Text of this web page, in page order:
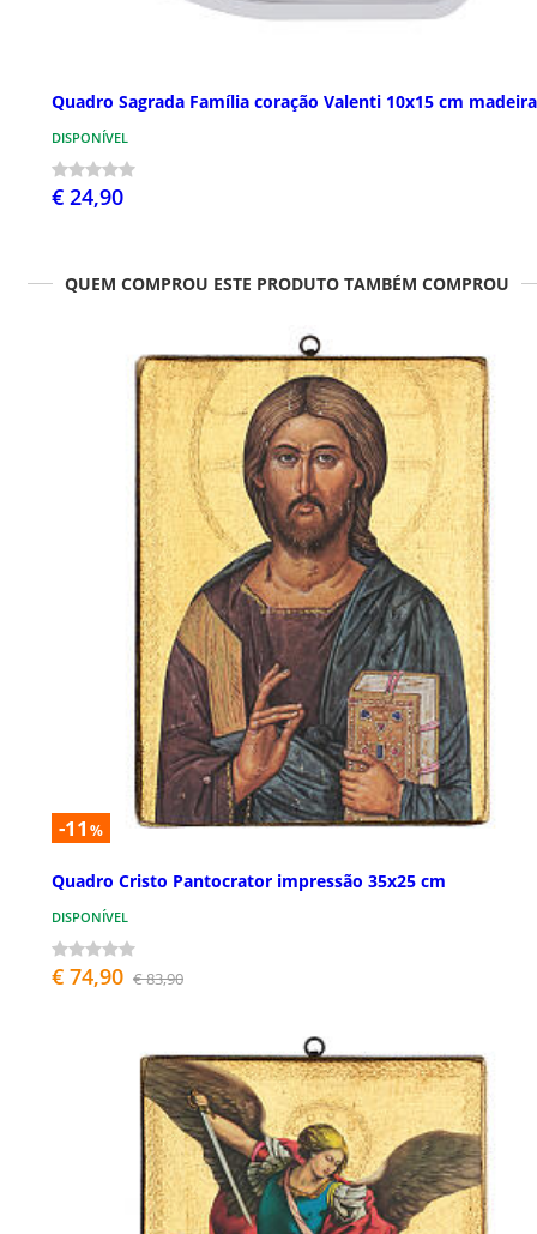
Quadro Sagrada Família coração Valenti 10x15 cm madeira
DISPONÍVEL
€ 24,90
QUEM COMPROU ESTE PRODUTO TAMBÉM COMPROU
-11 %
Quadro Cristo Pantocrator impressão 35x25 cm
DISPONÍVEL
€ 74,90 € 83,90